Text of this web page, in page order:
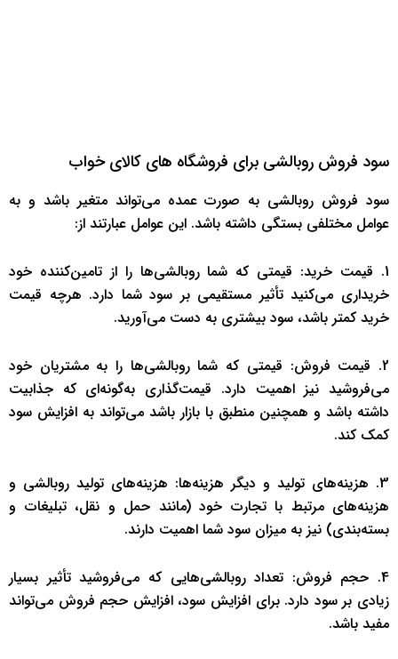
سود فروش روبالشی برای فروشگاه های کالای خواب
سود فروش روبالشی به صورت عمده می‌تواند متغیر باشد و به
عوامل مختلفی بستگی داشته باشد. این عوامل عبارتند از:
1. قیمت خرید: قیمتی که شما روبالشی‌ها را از تامین‌کننده خود
خریداری می‌کنید تأثیر مستقیمی بر سود شما دارد. هرچه قیمت
خرید کمتر باشد، سود بیشتری به دست می‌آورید.
2. قیمت فروش: قیمتی که شما روبالشی‌ها را به مشتریان خود
می‌فروشید نیز اهمیت دارد. قیمت‌گذاری به‌گونه‌ای که جذابیت
داشته باشد و همچنین منطبق با بازار باشد می‌تواند به افزایش سود
کمک کند.
3. هزینه‌های تولید و دیگر هزینه‌ها: هزینه‌های تولید روبالشی و
هزینه‌های مرتبط با تجارت خود (مانند حمل و نقل، تبلیغات و
بسته‌بندی) نیز به میزان سود شما اهمیت دارند.
4. حجم فروش: تعداد روبالشی‌هایی که می‌فروشید تأثیر بسیار
زیادی بر سود دارد. برای افزایش سود، افزایش حجم فروش می‌تواند
مفید باشد.